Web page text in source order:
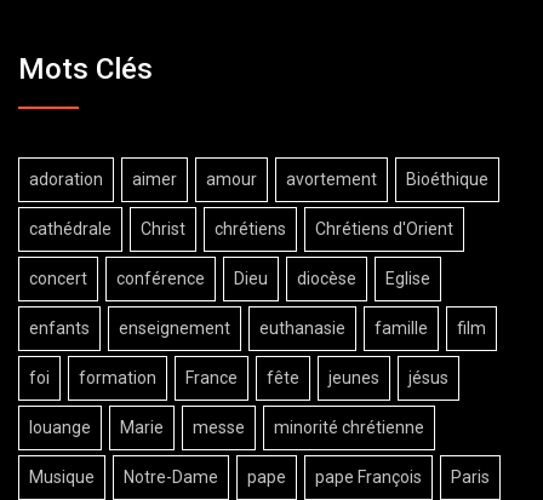
Mots Clés
adoration aimer amour avortement Bioéthique
cathédrale Christ chrétiens Chrétiens d'Orient
concert conférence Dieu diocèse Eglise
enfants enseignement euthanasie famille film
foi formation France fête jeunes jésus
louange Marie messe minorité chrétienne
Musique Notre-Dame pape pape François Paris